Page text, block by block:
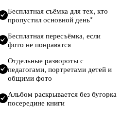
Бесплатная съёмка для тех, кто
пропустил основной день*
Бесплатная пересъёмка, если
фото не понравятся
Отдельные развороты с
педагогами, портретами детей и
общими фото
Альбом раскрывается без бугорка
посередине книги